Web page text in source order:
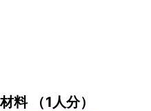
材料 （1人分）